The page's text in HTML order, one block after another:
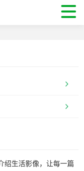
绍生活影像，让每一篇